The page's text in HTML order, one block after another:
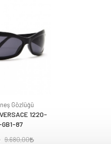
Gözlüğü
1220-
87
9.680,00